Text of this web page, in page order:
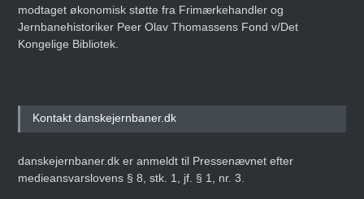
modtaget økonomisk støtte fra Frimærkehandler og
Jernbanehistoriker Peer Olav Thomassens Fond v/Det
Kongelige Bibliotek.
Kontakt danskejernbaner.dk
danskejernbaner.dk er anmeldt til Pressenævnet efter
medieansvarslovens § 8, stk. 1, jf. § 1, nr. 3.